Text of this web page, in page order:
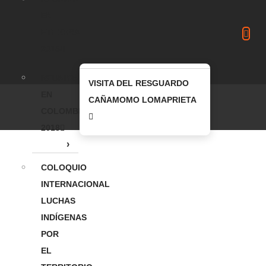
VISITA DEL RESGUARDO
CAÑAMOMO LOMAPRIETA
COLOQUIO
INTERNACIONAL
LUCHAS
INDÍGENAS
POR
EL